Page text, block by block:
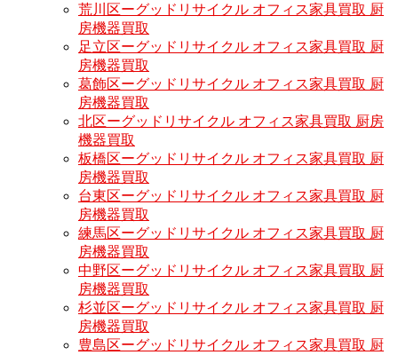
荒川区ーグッドリサイクル オフィス家具買取 厨
房機器買取
足立区ーグッドリサイクル オフィス家具買取 厨
房機器買取
葛飾区ーグッドリサイクル オフィス家具買取 厨
房機器買取
北区ーグッドリサイクル オフィス家具買取 厨房
機器買取
板橋区ーグッドリサイクル オフィス家具買取 厨
房機器買取
台東区ーグッドリサイクル オフィス家具買取 厨
房機器買取
練馬区ーグッドリサイクル オフィス家具買取 厨
房機器買取
中野区ーグッドリサイクル オフィス家具買取 厨
房機器買取
杉並区ーグッドリサイクル オフィス家具買取 厨
房機器買取
豊島区ーグッドリサイクル オフィス家具買取 厨